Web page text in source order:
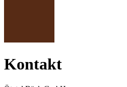
Kontakt